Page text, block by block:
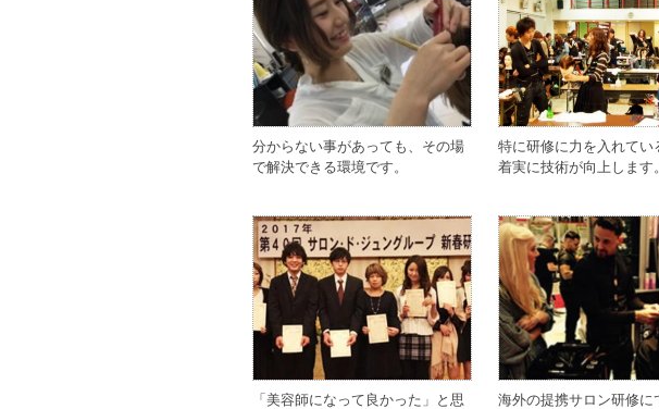
分からない事があっても、その場
で解決できる環境です。
特に研修に力を入れてい
着実に技術が向上します。
「美容師になって良かった」と思
海外の提携サロン研修に